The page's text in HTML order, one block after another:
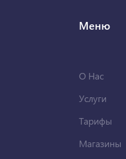
Меню
О Нас
Услуги
Тарифы
Магазины